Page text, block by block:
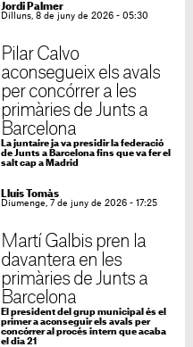
Jordi Palmer
Dilluns, 8 de juny de 2026 - 05:30
Pilar Calvo
aconsegueix els avals
per concórrer a les
primàries de Junts a
Barcelona
La juntaire ja va presidir la federació
de Junts a Barcelona fins que va fer el
salt cap a Madrid
Lluís Tomàs
Diumenge, 7 de juny de 2026 - 17:25
Martí Galbis pren la
davantera en les
primàries de Junts a
Barcelona
El president del grup municipal és el
primer a aconseguir els avals per
concórrer al procés intern que acaba
el dia 21